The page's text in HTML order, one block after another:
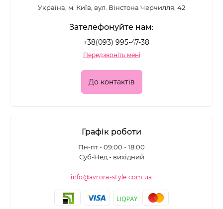
Україна, м. Київ, вул. Вінстона Черчилля, 42
Зателефонуйте нам:
+38(093) 995-47-38
Передзвоніть мені
До контактів
Графік роботи
Пн-пт - 09:00 - 18:00
Суб-Нед - вихідний
info@avrora-style.com.ua